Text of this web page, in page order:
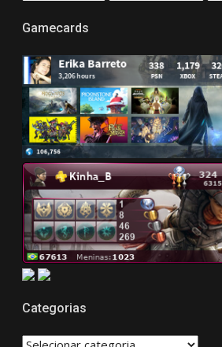
Gamecards
Categorias
CATEGORIAS